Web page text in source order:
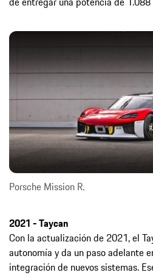
Porsche Mission R.
2021 - Taycan
Con la actualización de 2021, el
autonomía y da un paso adelante
integración de nuevos sistemas.